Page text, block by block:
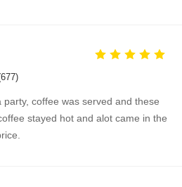
party, coffee was served and these
stayed hot and alot came in the